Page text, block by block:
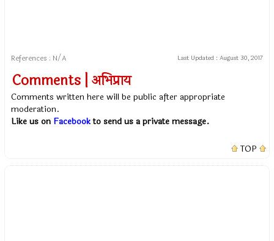
References : N/A Last Updated : August 30, 2017
Comments | अभिप्राय
Comments written here will be public after appropriate
moderation.
Like us on Facebookto send us a private message.
TOP